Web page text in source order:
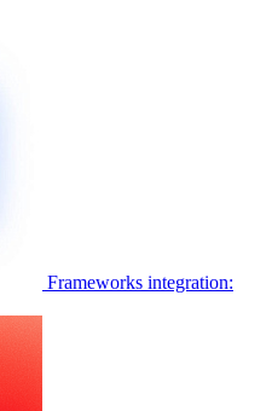
Frameworks integration: